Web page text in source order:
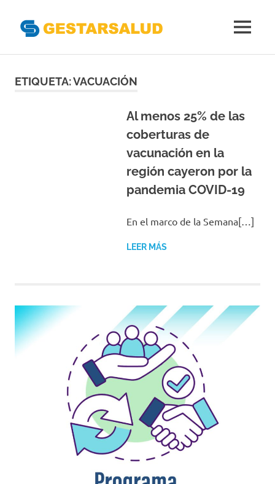
Gestoras
MENÚ
ETIQUETA:VACUACIÓN
Al menos 25% de las
coberturas de
vacunación en la
región cayeron por la
pandemia COVID-19
En el marco de la Semana[…]
LEER MÁS